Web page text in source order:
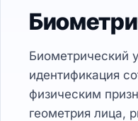
Биометрический
идентификация
физическим
геометрия лица,